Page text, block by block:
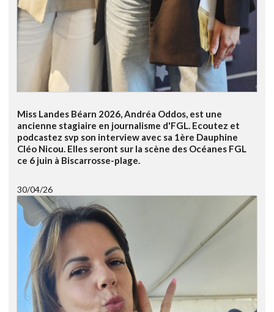
Miss Landes Béarn 2026, Andréa Oddos, est une
ancienne stagiaire en journalisme d'FGL. Ecoutez et
podcastez svp son interview avec sa 1ère Dauphine
Cléo Nicou. Elles seront sur la scène des Océanes FGL
ce 6 juin à Biscarrosse-plage.
30/04/26